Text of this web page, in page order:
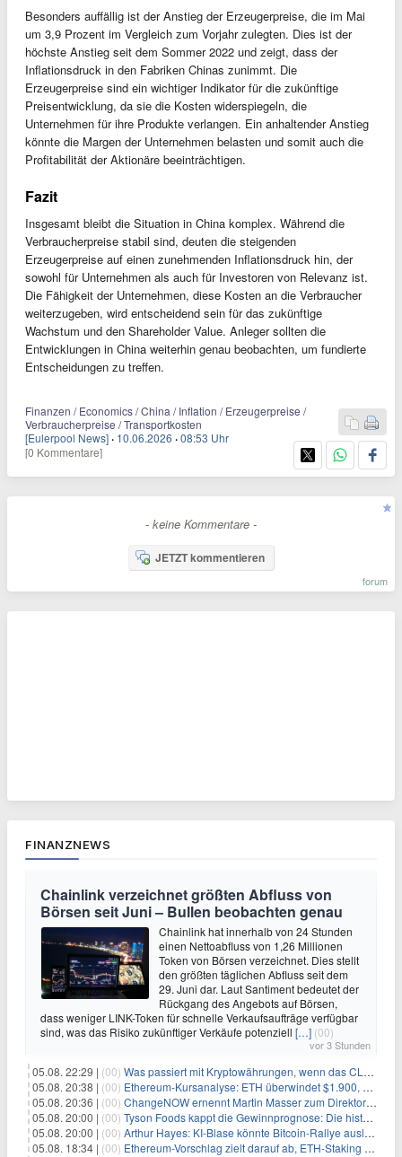
Besonders auffällig ist der Anstieg der Erzeugerpreise, die im Mai
um 3,9 Prozent im Vergleich zum Vorjahr zulegten. Dies ist der
höchste Anstieg seit dem Sommer 2022 und zeigt, dass der
Inflationsdruck in den Fabriken Chinas zunimmt. Die
Erzeugerpreise sind ein wichtiger Indikator für die zukünftige
Preisentwicklung, da sie die Kosten widerspiegeln, die
Unternehmen für ihre Produkte verlangen. Ein anhaltender Anstieg
könnte die Margen der Unternehmen belasten und somit auch die
Profitabilität der Aktionäre beeinträchtigen.
Fazit
Insgesamt bleibt die Situation in China komplex. Während die
Verbraucherpreise stabil sind, deuten die steigenden
Erzeugerpreise auf einen zunehmenden Inflationsdruck hin, der
sowohl für Unternehmen als auch für Investoren von Relevanz ist.
Die Fähigkeit der Unternehmen, diese Kosten an die Verbraucher
weiterzugeben, wird entscheidend sein für das zukünftige
Wachstum und den Shareholder Value. Anleger sollten die
Entwicklungen in China weiterhin genau beobachten, um fundierte
Entscheidungen zu treffen.
Finanzen / Economics / China / Inflation / Erzeugerpreise /
Verbraucherpreise / Transportkosten
[Eulerpool News] · 10.06.2026 ·08:53 Uhr
[0 Kommentare]
- keine Kommentare -
JETZT kommentieren
forum
FINANZNEWS
Chainlink verzeichnet größten Abfluss von
Börsen seit Juni – Bullen beobachten genau
Chainlink hat innerhalb von 24 Stunden
einen Nettoabfluss von 1,26 Millionen
Token von Börsen verzeichnet. Dies stellt
den größten täglichen Abfluss seit dem
29. Juni dar. Laut Santiment bedeutet der
Rückgang des Angebots auf Börsen,
dass weniger LINK-Token für schnelle Verkaufsaufträge verfügbar
sind, was das Risiko zukünftiger Verkäufe potenziell […] (00)
vor 3 Stunden
05.08. 22:29 | (00) Was passiert mit Kryptowährungen, wenn das CLARITY-Gesetz diese Woche scheitert? Hougan erklärt
05.08. 20:38 | (00) Ethereum-Kursanalyse: ETH überwindet $1.900, aber größere Herausforderungen stehen bevor
05.08. 20:36 | (00) ChangeNOW ernennt Martin Masser zum Direktor für strategische Partnerschaften
05.08. 20:00 | (00) Tyson Foods kappt die Gewinnprognose: Die historische Rinderkrise will einfach nicht enden
05.08. 20:00 | (00) Arthur Hayes: KI-Blase könnte Bitcoin-Rallye auslösen
05.08. 18:34 | (00) Ethereum-Vorschlag zielt darauf ab, ETH-Staking auf 50 % der Gesamtmenge zu begrenzen